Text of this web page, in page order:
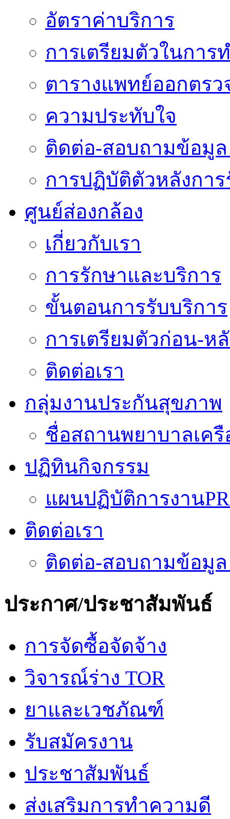
อัตราค่าบริการ
การเตรียมตัวในการ
ตารางแพทย์ออกตรว
ความประทับใจ
ติดต่อ-สอบถามข้อมู
การปฏิบัติตัวหลังการ
ศูนย์ส่องกล้อง
เกี่ยวกับเรา
การรักษาและบริการ
ขั้นตอนการรับบริการ
การเตรียมตัวก่อน-ห
ติดต่อเรา
กลุ่มงานประกันสุขภาพ
ชื่อสถานพยาบาลเค
ปฏิทินกิจกรรม
แผนปฏิบัติการงาน
ติดต่อเรา
ติดต่อ-สอบถามข้อมูล
ประกาศ/ประชาสัมพันธ์
การจัดซื้อจัดจ้าง
วิจารณ์ร่าง TOR
ยาและเวชภัณฑ์
รับสมัครงาน
ประชาสัมพันธ์
ส่งเสริมการทำความดี